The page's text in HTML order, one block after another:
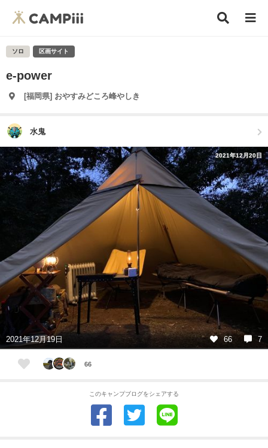
ソロ 区画サイト
e-power
[福岡県] おやすみどころ峰やしき
水鬼
2021年12月20日
2021年12月19日 66 7
66
このキャンプブログをシェアする